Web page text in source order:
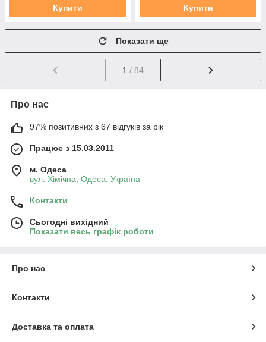
Купити Купити
Показати ще
1 / 84
Про нас
97% позитивних з 67 відгуків за рік
Працює з 15.03.2011
м. Одеса
вул. Хiмiчна, Одеса, Україна
Контакти
Сьогодні вихідний
Показати весь графік роботи
Про нас
Контакти
Доставка та оплата